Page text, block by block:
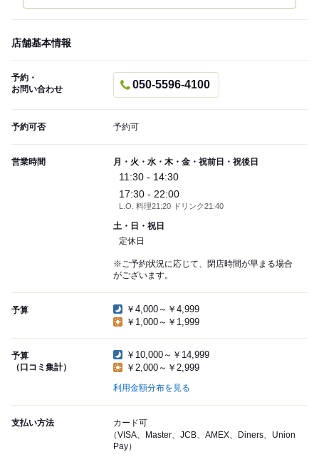
店舗基本情報
予約・
お問い合わせ
050-5596-4100
予約可否 予約可
営業時間 月・火・水・木・金・祝前日・祝後日
11:30 - 14:30
17:30 - 22:00
L.O. 料理21:20 ドリンク21:40
土・日・祝日
定休日
※ご予約状況に応じて、閉店時間が早まる場合
がございます。
予算
￥4,000～￥4,999
￥1,000～￥1,999
予算
（口コミ集計）
￥10,000～￥14,999
￥2,000～￥2,999
利用金額分布を見る
支払い方法
カード可
（VISA、Master、JCB、AMEX、Diners、Union
Pay）